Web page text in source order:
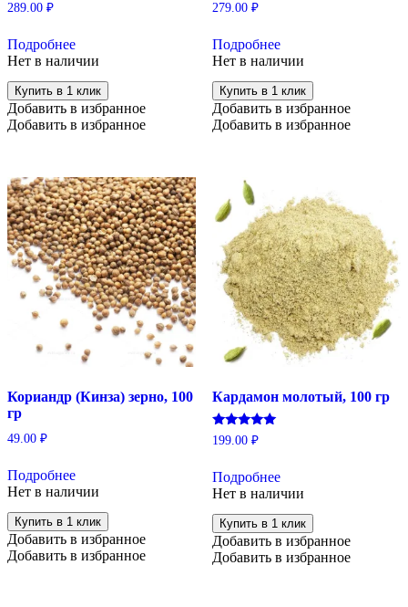
289.00 ₽
Подробнее
Нет в наличии
Купить в 1 клик
Добавить в избранное
Добавить в избранное
279.00 ₽
Подробнее
Нет в наличии
Купить в 1 клик
Добавить в избранное
Добавить в избранное
Кориандр (Кинза) зерно, 100
гр
49.00 ₽
Подробнее
Нет в наличии
Купить в 1 клик
Добавить в избранное
Добавить в избранное
Кардамон молотый, 100 гр
Оценка
5.00
199.00 ₽
Подробнее
Нет в наличии
Купить в 1 клик
Добавить в избранное
Добавить в избранное